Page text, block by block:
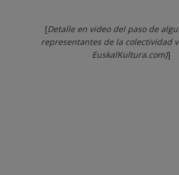
[Detalle en video del paso de
representantes de la colectividad
EuskalKultura.com)]